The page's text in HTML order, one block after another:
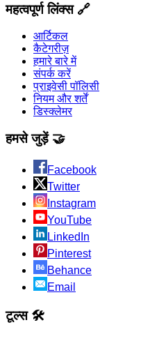
महत्वपूर्ण लिंक्स 🔗
आर्टिकल
कैटेगरीज़
हमारे बारे में
संपर्क करें
प्राइवेसी पॉलिसी
नियम और शर्तें
डिस्क्लेमर
हमसे जुड़ें 🤝
Facebook
Twitter
Instagram
YouTube
LinkedIn
Pinterest
Behance
Email
टूल्स 🛠️